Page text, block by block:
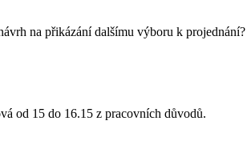
na přikázání dalšímu výboru k
od 15 do 16.15 z pracovních důvodů.